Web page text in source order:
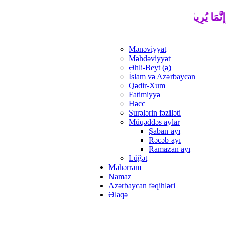
إِنَّمَا يُرِيدُ اللَّهُ لِيُذْهِبَ عَنْكُمُ الرِّجْسَ أَهْلَ الْبَيْتِ
Mənəviyyat
Məhdəviyyət
Əhli-Beyt (ə)
İslam və Azərbaycan
Qədir-Xum
Fatimiyyə
Həcc
Surələrin fəziləti
Müqəddəs aylar
Şaban ayı
Rəcəb ayı
Ramazan ayı
Lüğət
Məhərrəm
Namaz
Azərbaycan fəqihləri
Əlaqə